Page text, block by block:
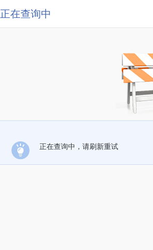
正在查询中
正在查询中，请刷新重试